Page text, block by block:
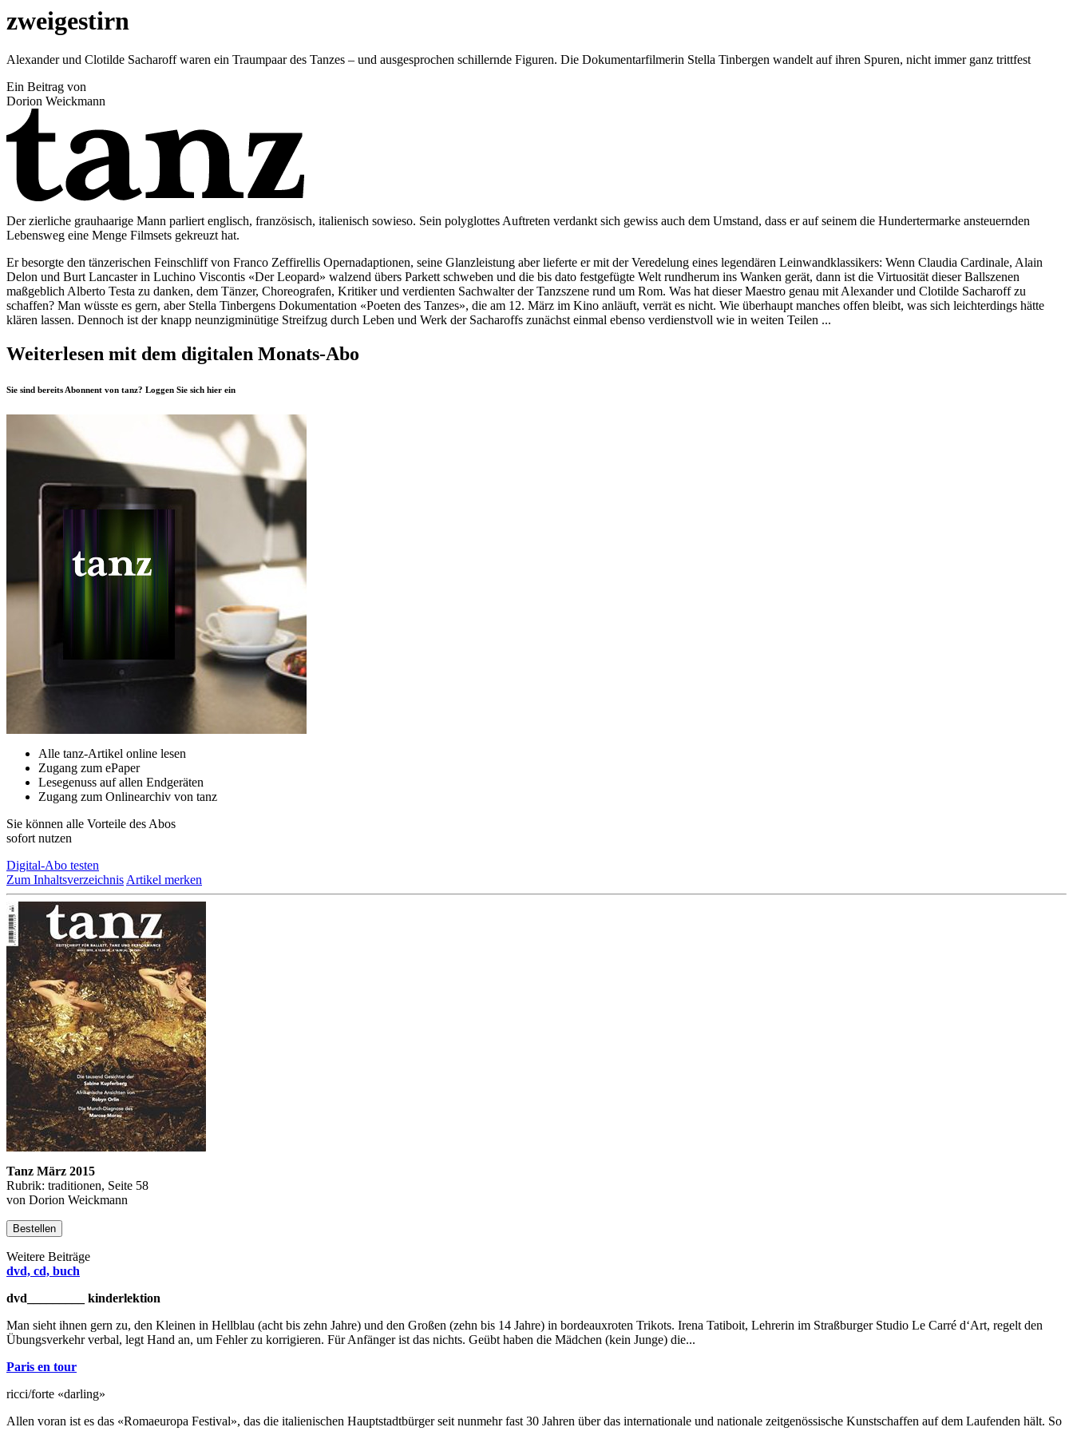
zweigestirn
Alexander und Clotilde Sacharoff waren ein Traumpaar des Tanzes – und ausgesprochen schillernde Figuren. Die Dokumentarfilmerin Stella Tinbergen wandelt auf ihren Spuren, nicht immer ganz trittfest
Ein Beitrag von
Dorion Weickmann
Der zierliche grauhaarige Mann parliert englisch, französisch, italienisch sowieso. Sein polyglottes Auftreten verdankt sich gewiss auch dem Umstand, dass er auf seinem die Hundertermarke ansteuernden
Lebensweg eine Menge Filmsets gekreuzt hat.
Er besorgte den tänzerischen Feinschliff von Franco Zeffirellis Opernadaptionen, seine Glanzleistung aber lieferte er mit der Veredelung eines legendären Leinwandklassikers: Wenn Claudia Cardinale, Alain
Delon und Burt Lancaster in Luchino Viscontis «Der Leopard» walzend übers Parkett schweben und die bis dato festgefügte Welt rundherum ins Wanken gerät, dann ist die Virtuosität dieser Ballszenen
maßgeblich Alberto Testa zu danken, dem Tänzer, Choreografen, Kritiker und verdienten Sachwalter der Tanzszene rund um Rom. Was hat dieser Maestro genau mit Alexander und Clotilde Sacharoff zu
schaffen? Man wüsste es gern, aber Stella Tinbergens Dokumentation «Poeten des Tanzes», die am 12. März im Kino anläuft, verrät es nicht. Wie überhaupt manches offen bleibt, was sich leichterdings hätte
klären lassen. Dennoch ist der knapp neunzigminütige Streifzug durch Leben und Werk der Sacharoffs zunächst einmal ebenso verdienstvoll wie in weiten Teilen ...
Weiterlesen mit dem digitalen Monats-Abo
Sie sind bereits Abonnent von tanz? Loggen Sie sich hier ein
Alle tanz-Artikel online lesen
Zugang zum ePaper
Lesegenuss auf allen Endgeräten
Zugang zum Onlinearchiv von tanz
Sie können alle Vorteile des Abos
sofort nutzen
Digital-Abo testen
Zum Inhaltsverzeichnis Artikel merken
Tanz März 2015
Rubrik: traditionen, Seite 58
von Dorion Weickmann
Bestellen
Weitere Beiträge
dvd, cd, buch
dvd_________ kinderlektion
Man sieht ihnen gern zu, den Kleinen in Hellblau (acht bis zehn Jahre) und den Großen (zehn bis 14 Jahre) in bordeauxroten Trikots. Irena Tatiboit, Lehrerin im Straßburger Studio Le Carré d‘Art, regelt den
Übungsverkehr verbal, legt Hand an, um Fehler zu korrigieren. Für Anfänger ist das nichts. Geübt haben die Mädchen (kein Junge) die...
Paris en tour
ricci/forte «darling»
Allen voran ist es das «Romaeuropa Festival», das die italienischen Hauptstadtbürger seit nunmehr fast 30 Jahren über das internationale und nationale zeitgenössische Kunstschaffen auf dem Laufenden hält. So